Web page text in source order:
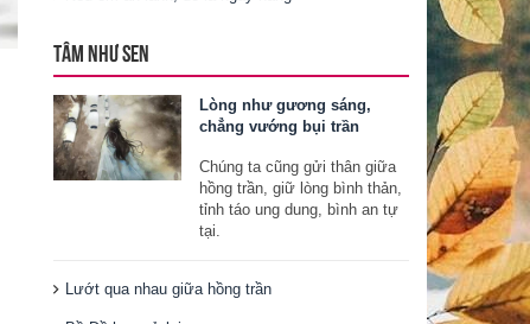
TÂM NHƯ SEN
Lòng như gương sáng,
chẳng vướng bụi trần
Chúng ta cũng gửi thân giữa
hồng trần, giữ lòng bình thản,
tỉnh táo ung dung, bình an tự
tại.
Lướt qua nhau giữa hồng trần